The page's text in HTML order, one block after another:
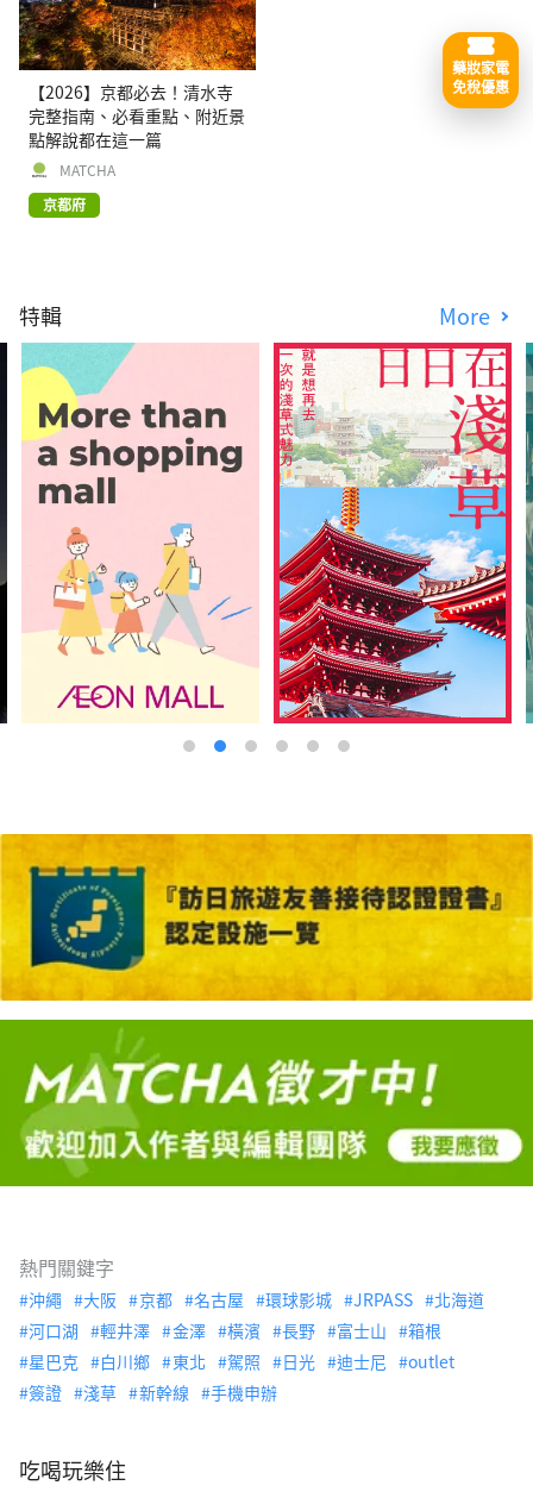
【2026】京都必去！清水寺
完整指南、必看重點、附近景
點解說都在這一篇
MATCHA
京都府
特輯 More
熱門關鍵字
沖繩 大阪 京都 名古屋 環球影城 JRPASS
北海道
河口湖
輕井澤 金澤 橫濱 長野 富士山
箱根
星巴克
白川鄉 東北 駕照 日光 迪士尼
outlet
簽證
淺草 新幹線 手機申辦
吃喝玩樂住
藥妝家電
免稅優惠